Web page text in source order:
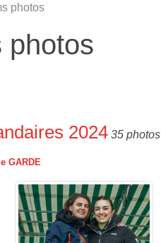
photos
photos
2024 35 photos
GARDE